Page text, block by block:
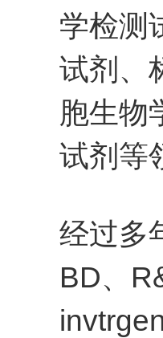
学检测
试剂、
胞生物
试剂等
经过多
BD、